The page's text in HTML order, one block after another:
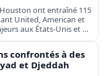
ont entraîné 115
United, American et
aux États-Unis et en
confrontés à des
et Djeddah